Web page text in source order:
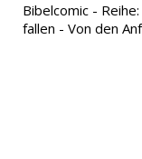
Bibelcomic -
fallen - Von den